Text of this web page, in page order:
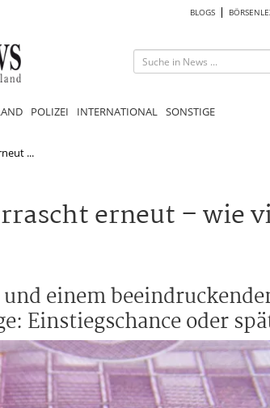
BLOGS
POLIZEI INTERNATIONAL SONSTIGE
...
erneut – wie
einem
Einstiegschance oder